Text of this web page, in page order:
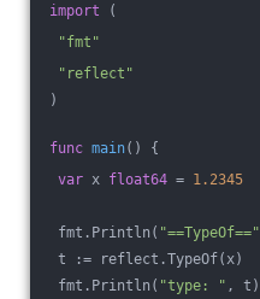
import (
"fmt"
"reflect"
)
func main()
{
var x float64 = 1.2345
fmt.Println( "==TypeOf=="
t := reflect.TypeOf(x)
fmt.Println( "type: " , t)